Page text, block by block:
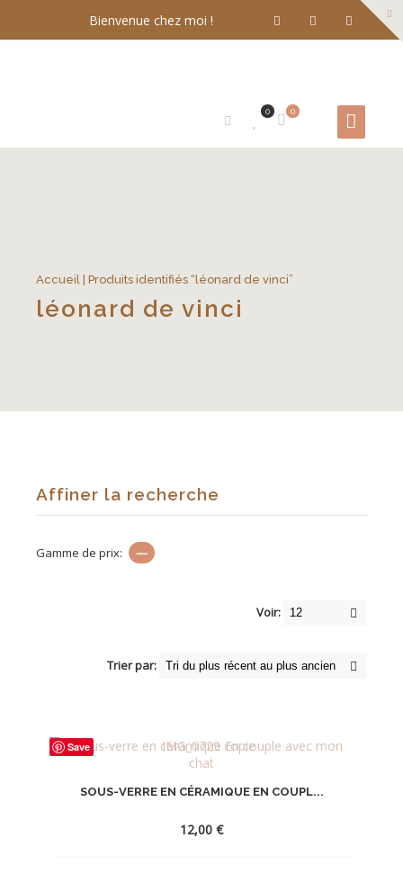
Bienvenue chez moi !
0
0
Accueil | Produits identifiés “léonard de vinci”
léonard de vinci
Affiner la recherche
Gamme de prix: —
Voir:
Trier par:
Save
SOUS-VERRE EN CÉRAMIQUE EN COUPL...
12,00 €